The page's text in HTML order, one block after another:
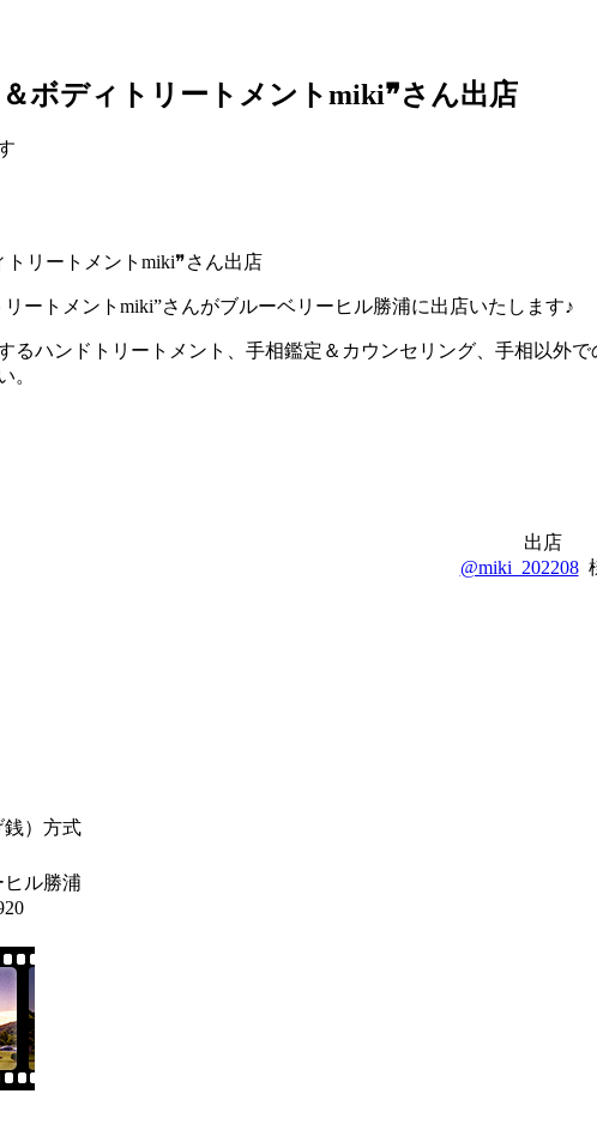
ボディトリートメントmiki❞さん出店
ートメントmiki”さんがブルーベリーヒル勝浦に出店いたします♪
るハンドトリートメント、手相鑑定＆カウンセリング、手相以外
。
出店
@miki_202208
銭）方式
ル勝浦